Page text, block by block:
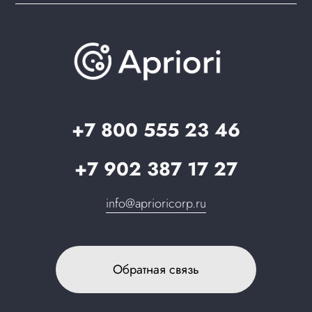
+7 800 555 23 46
+7 902 387 17 27
info@aprioricorp.ru
Обратная связь
О компании
Вопрос-ответ
Запрос в поддержку